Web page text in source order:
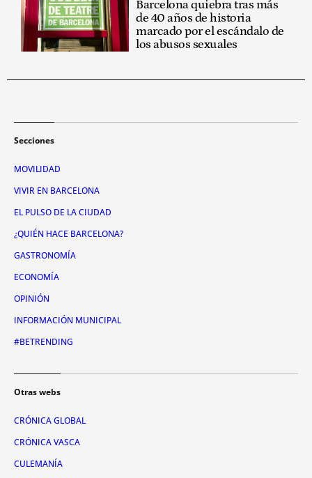
Barcelona quiebra tras más
de 40 años de historia
marcado por el escándalo de
los abusos sexuales
Secciones
MOVILIDAD
VIVIR EN BARCELONA
EL PULSO DE LA CIUDAD
¿QUIÉN HACE BARCELONA?
GASTRONOMÍA
ECONOMÍA
OPINIÓN
INFORMACIÓN MUNICIPAL
#BETRENDING
Otras webs
CRÓNICA GLOBAL
CRÓNICA VASCA
CULEMANÍA